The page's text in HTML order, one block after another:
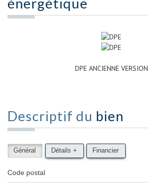
DPE ANCIENNE VERSION
Descriptif du bien
Général Détails + Financier
Code postal